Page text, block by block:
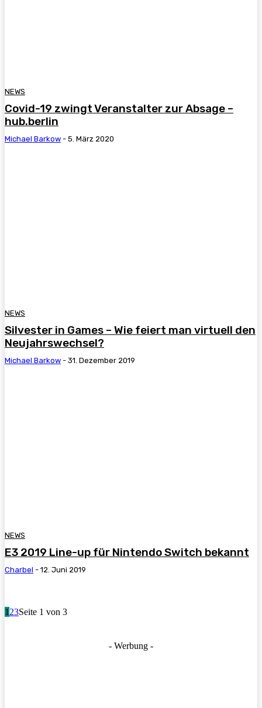
NEWS
Covid-19 zwingt Veranstalter zur Absage –
hub.berlin
Michael Barkow - 5. März 2020
NEWS
Silvester in Games – Wie feiert man virtuell den
Neujahrswechsel?
Michael Barkow - 31. Dezember 2019
NEWS
E3 2019 Line-up für Nintendo Switch bekannt
Charbel - 12. Juni 2019
1 23Seite 1 von 3
- Werbung -